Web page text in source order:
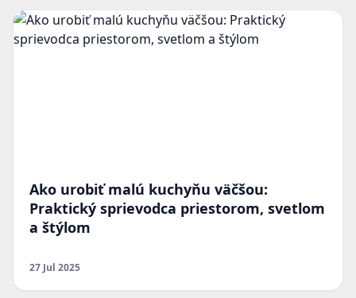
Ako urobiť malú kuchyňu väčšou:
Praktický sprievodca priestorom, svetlom
a štýlom
27 Jul 2025